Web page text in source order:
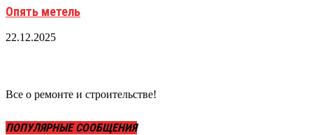
Опять метель
22.12.2025
Все о ремонте и строительстве!
ПОПУЛЯРНЫЕ СООБЩЕНИЯ